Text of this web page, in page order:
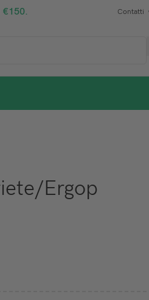
€150. Contatti
Ergop